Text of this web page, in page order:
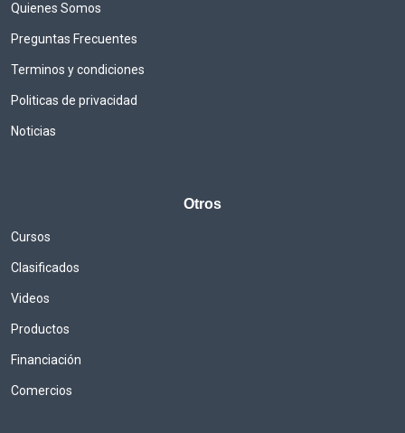
Quienes Somos
Preguntas Frecuentes
Terminos y condiciones
Politicas de privacidad
Noticias
Otros
Cursos
Clasificados
Videos
Productos
Financiación
Comercios